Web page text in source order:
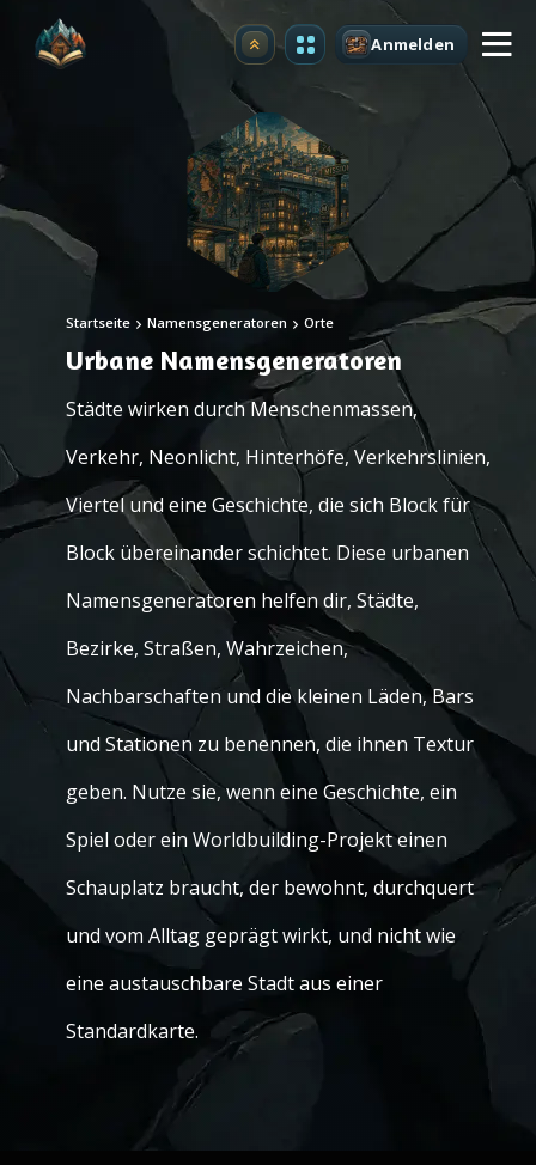
Upgrade Anmelden
Startseite Namensgeneratoren Orte
Urbane Namensgeneratoren
Städte wirken durch Menschenmassen,
Verkehr, Neonlicht, Hinterhöfe, Verkehrslinien,
Viertel und eine Geschichte, die sich Block für
Block übereinander schichtet. Diese urbanen
Namensgeneratoren helfen dir, Städte,
Bezirke, Straßen, Wahrzeichen,
Nachbarschaften und die kleinen Läden, Bars
und Stationen zu benennen, die ihnen Textur
geben. Nutze sie, wenn eine Geschichte, ein
Spiel oder ein Worldbuilding-Projekt einen
Schauplatz braucht, der bewohnt, durchquert
und vom Alltag geprägt wirkt, und nicht wie
eine austauschbare Stadt aus einer
Standardkarte.